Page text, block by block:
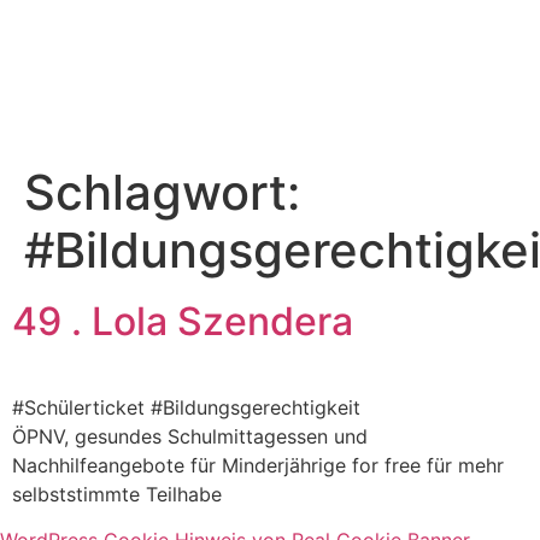
Schlagwort:
49 . Lola Szendera
#Schülerticket #Bildungsgerechtigkeit
ÖPNV, gesundes Schulmittagessen und
Nachhilfeangebote für Minderjährige for free für mehr
selbststimmte Teilhabe